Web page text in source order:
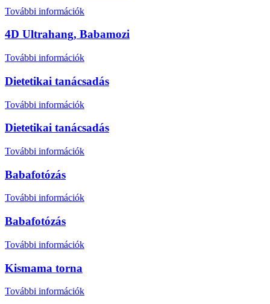
További információk
4D Ultrahang, Babamozi
További információk
Dietetikai tanácsadás
További információk
Dietetikai tanácsadás
További információk
Babafotózás
További információk
Babafotózás
További információk
Kismama torna
További információk